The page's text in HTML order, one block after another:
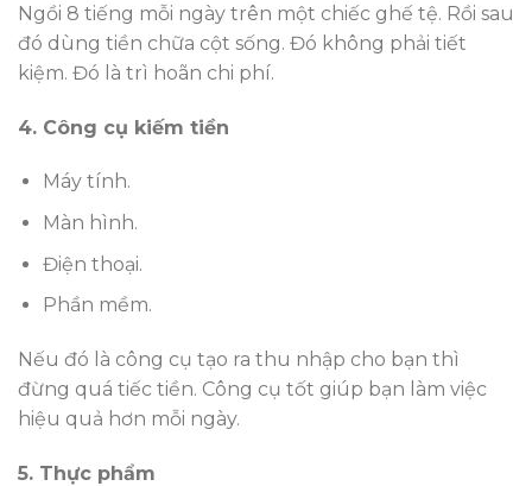
Ngồi 8 tiếng mỗi ngày trên một chiếc ghế tệ. Rồi sau
đó dùng tiền chữa cột sống. Đó không phải tiết
kiệm. Đó là trì hoãn chi phí.
4. Công cụ kiếm tiền
Máy tính.
Màn hình.
Điện thoại.
Phần mềm.
Nếu đó là công cụ tạo ra thu nhập cho bạn thì
đừng quá tiếc tiền. Công cụ tốt giúp bạn làm việc
hiệu quả hơn mỗi ngày.
5. Thực phẩm